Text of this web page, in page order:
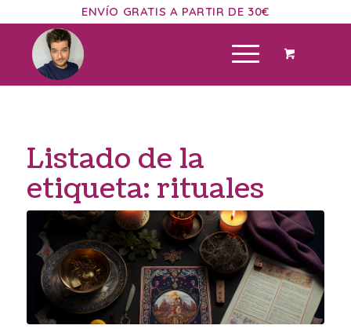
ENVÍO GRATIS A PARTIR DE 30€
Listado de la
etiqueta: rituales